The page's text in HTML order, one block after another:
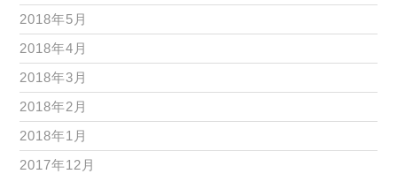
2018年5月
2018年4月
2018年3月
2018年2月
2018年1月
2017年12月